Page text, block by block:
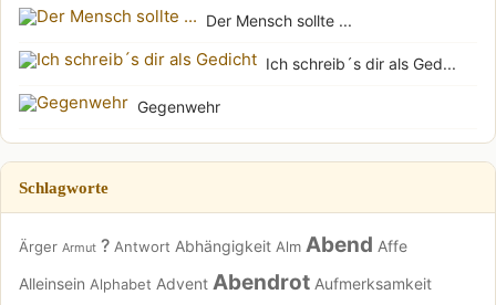
Der Mensch sollte ...
Ich schreib´s dir als Ged...
Gegenwehr
Schlagworte
Ärger Armut ? Antwort Abhängigkeit Alm Abend Affe
Alleinsein Alphabet Advent Abendrot Aufmerksamkeit